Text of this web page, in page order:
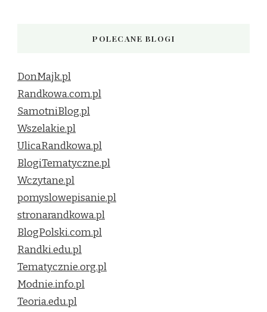
POLECANE BLOGI
DonMajk.pl
Randkowa.com.pl
SamotniBlog.pl
Wszelakie.pl
UlicaRandkowa.pl
BlogiTematyczne.pl
Wczytane.pl
pomyslowepisanie.pl
stronarandkowa.pl
BlogPolski.com.pl
Randki.edu.pl
Tematycznie.org.pl
Modnie.info.pl
Teoria.edu.pl